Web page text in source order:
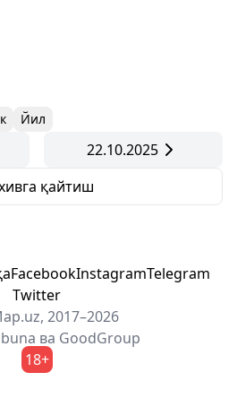
Йил
22.10.2025
қайтиш
FacebookInstagramTelegram
Twitter
2017–2026
ва GoodGroup
18+